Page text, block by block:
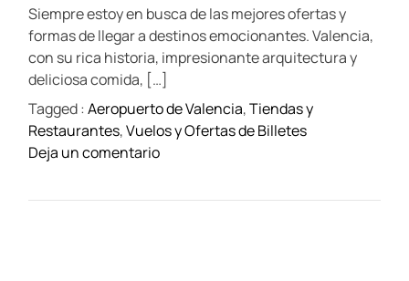
i
m
e
Siempre estoy en busca de las mejores ofertas y
formas de llegar a destinos emocionantes. Valencia,
con su rica historia, impresionante arquitectura y
deliciosa comida, […]
Tagged :Aeropuerto de Valencia,Tiendas y
Restaurantes,Vuelos y Ofertas de Billetes
Deja un comentarioo
V